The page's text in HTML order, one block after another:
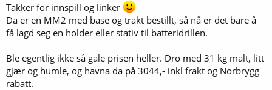
Takker for innspill og linker
Da er en MM2 med base og trakt bestillt, så nå er det bare å
få lagd seg en holder eller stativ til batteridrillen.
Ble egentlig ikke så gale prisen heller. Dro med 31 kg malt, litt
gjær og humle, og havna da på 3044,- inkl frakt og Norbrygg
rabatt.